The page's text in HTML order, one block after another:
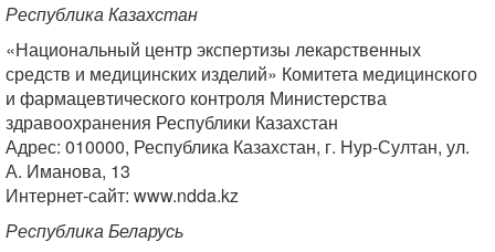
Республика Казахстан
«Национальный центр экспертизы лекарственных
средств и медицинских изделий» Комитета медицинского
и фармацевтического контроля Министерства
здравоохранения Республики Казахстан
Адрес: 010000, Республика Казахстан, г. Нур-Султан, ул.
А. Иманова, 13
Интернет-сайт: www.ndda.kz
Республика Беларусь